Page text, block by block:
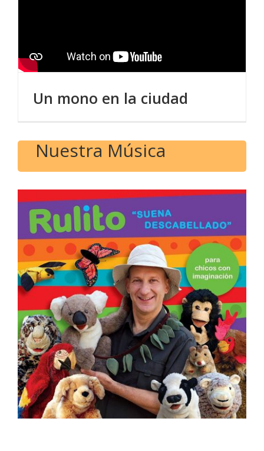
Un mono en la ciudad
Nuestra Música